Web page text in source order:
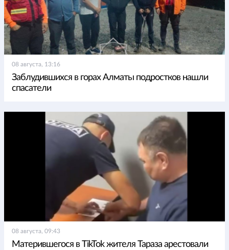
08 августа, 13:16
Заблудившихся в горах Алматы подростков нашли
спасатели
08 августа, 09:43
Матерившегося в TikTok жителя Тараза арестовали